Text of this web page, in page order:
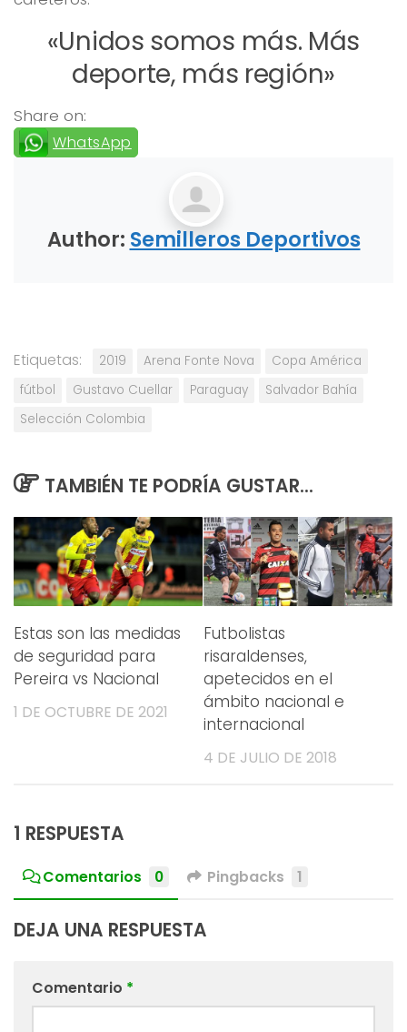
«Unidos somos más. Más
deporte, más región»
Share on:
WhatsApp
Author: Semilleros Deportivos
Etiquetas: 2019 Arena Fonte Nova
Copa América
fútbol
Gustavo Cuellar Paraguay
Salvador Bahía
Selección Colombia
TAMBIÉN TE PODRÍA GUSTAR...
Estas son las medidas
de seguridad para
Pereira vs Nacional
1 DE OCTUBRE DE 2021
Futbolistas
risaraldenses,
apetecidos en el
ámbito nacional e
internacional
4 DE JULIO DE 2018
1 RESPUESTA
Comentarios 0 Pingbacks 1
DEJA UNA RESPUESTA
Comentario *